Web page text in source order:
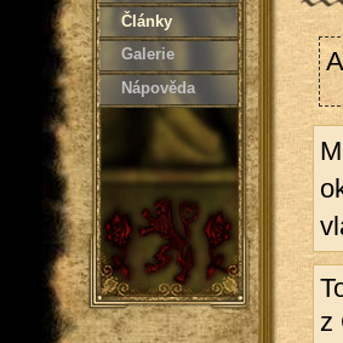
Články
Galerie
Nápověda
z